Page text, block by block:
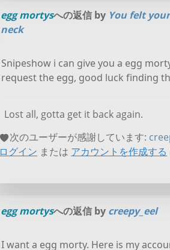
egg mortysへの返信 by You felt
neck
Snipeshow i can give you a egg
request the egg, good luck finding
Lost all, gotta get it back again.
次のユーザーが感謝しています:
ログイン または アカウントを作成する
egg mortysへの返信 by creepy_eel
I want a egg morty. Here is my